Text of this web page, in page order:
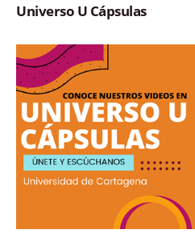
Universo U Cápsulas